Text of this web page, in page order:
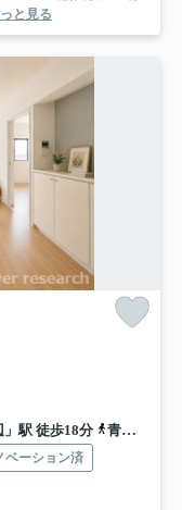
と見る
駅 徒歩18分 青梅線「羽村」駅 車10分 4.0km
ベーション済